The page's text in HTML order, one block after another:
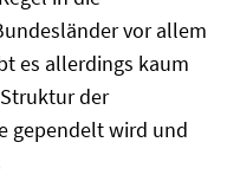
vor allem
es allerdings kaum
der
gependelt wird und